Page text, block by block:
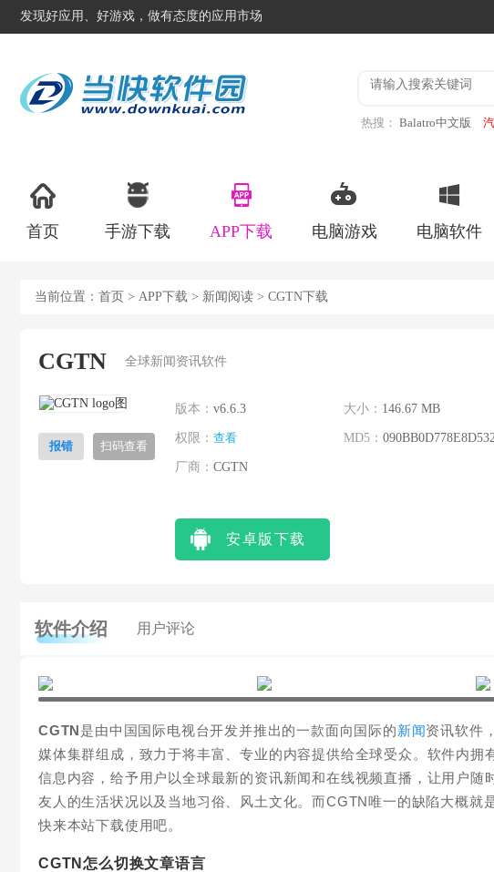
发现好应用、好游戏，做有态度的应用市场
热搜： Balatro中文版
首页 手游下载 APP下载 电脑游戏 电脑软件
当前位置： 首页 > APP下载 > 新闻阅读 > CGTN下载
CGTN 全球新闻资讯软件
报错 扫码查看
版本： v6.6.3 大小： 146.67 MB
权限： 查看 MD5：
厂商： CGTN
安卓版下载
软件介绍 用户评论
CGTN 是由中国国际电视台开发并推出的一款面向国际的新闻资讯软件
媒体集群组成，致力于将丰富、专业的内容提供给全球受众。软件内
信息内容，给予用户以全球最新的资讯新闻和在线视频直播，让用户随
友人的生活状况以及当地习俗、风土文化。而CGTN唯一的缺陷大概就
快来本站下载使用吧。
CGTN怎么切换文章语言